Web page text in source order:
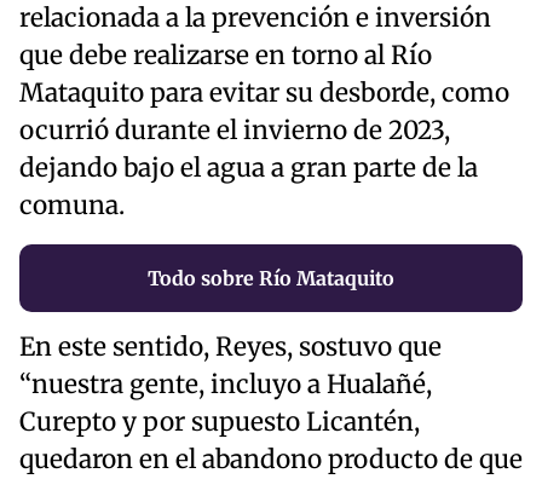
relacionada a la prevención e inversión
que debe realizarse en torno al Río
Mataquito para evitar su desborde, como
ocurrió durante el invierno de 2023,
dejando bajo el agua a gran parte de la
comuna.
Todo sobre Río Mataquito
En este sentido, Reyes, sostuvo que
“nuestra gente, incluyo a Hualañé,
Curepto y por supuesto Licantén,
quedaron en el abandono producto de que